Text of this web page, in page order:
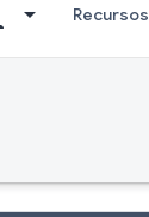
Recursos